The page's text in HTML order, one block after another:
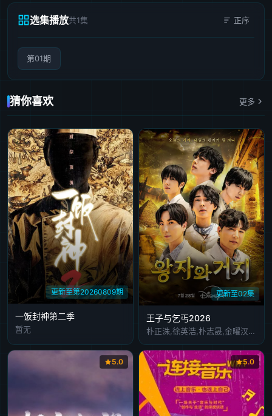
选集播放共1集 正序
第01期
猜你喜欢 更多
更新至第20260809期
一饭封神第二季
暂无
更新至02集
王子与乞丐2026
朴正洙,徐英浩,朴志晟,金曜汉,申东熙
5.0 5.0